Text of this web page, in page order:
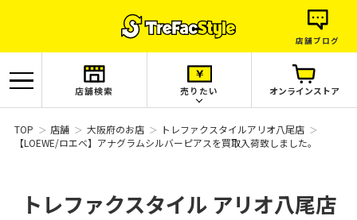
店舗ブログ
店舗検索 売りたい オンラインストア
TOP 店舗 大阪府のお店
トレファクスタイルアリオ八尾店
【LOEWE/ロエベ】アナグラムシルバーピアスを買取入荷致しました。
トレファクスタイル アリオ八尾店